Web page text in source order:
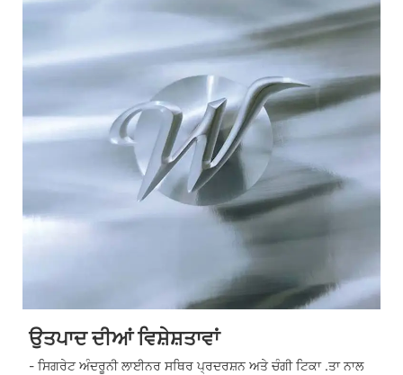
ਉਤਪਾਦ ਦੀਆਂ ਵਿਸ਼ੇਸ਼ਤਾਵਾਂ
- ਸਿਗਰੇਟ ਅੰਦਰੂਨੀ ਲਾਈਨਰ ਸਥਿਰ ਪ੍ਰਦਰਸ਼ਨ ਅਤੇ ਚੰਗੀ ਟਿਕਾ .ਤਾ ਨਾਲ